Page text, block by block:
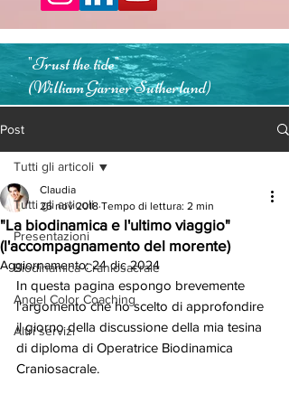
"Trust the tide"
(William Garner Sutherland)
Post
Tutti gli articoli
Presentazioni
Biodinamica Craniosacrale
Angel Color Coaching
Altri servizi
Tutti gli articoli
"La biodinamica e l'ultimo viaggio"
(l'accompagnamento del morente)
Claudia
26 nov 2018 Tempo di lettura: 2 min
Aggiornamento:24 dic 2024
In questa pagina espongo brevemente
l'argomento che ho scelto di approfondire
il giorno della discussione della mia tesina
di diploma di Operatrice Biodinamica
Craniosacrale.